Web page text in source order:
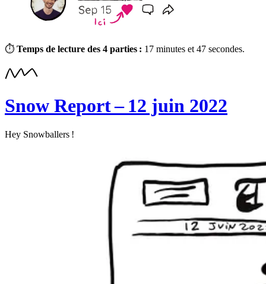
⏱ Temps de lecture des 4 parties : 17 minutes et 47 secondes.
Snow Report – 12 juin 2022
Hey Snowballers !